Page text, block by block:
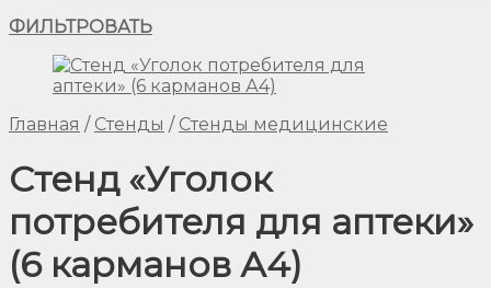
ФИЛЬТРОВАТЬ
Главная / Стенды / Стенды медицинские
Стенд «Уголок
потребителя для аптеки»
(6 карманов А4)